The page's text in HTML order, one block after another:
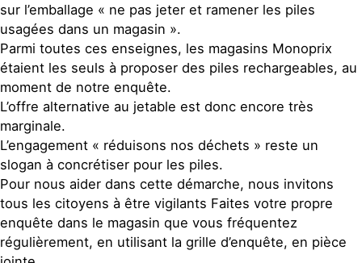
sur l’emballage « ne pas jeter et ramener les piles
usagées dans un magasin ».
Parmi toutes ces enseignes, les magasins Monoprix
étaient les seuls à proposer des piles rechargeables, au
moment de notre enquête.
L’offre alternative au jetable est donc encore très
marginale.
L’engagement « réduisons nos déchets » reste un
slogan à concrétiser pour les piles.
Pour nous aider dans cette démarche, nous invitons
tous les citoyens à être vigilants Faites votre propre
enquête dans le magasin que vous fréquentez
régulièrement, en utilisant la grille d’enquête, en pièce